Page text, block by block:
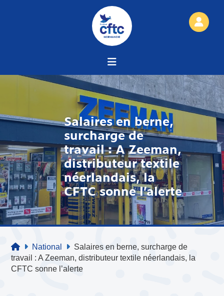
Salaires en berne,
surcharge de
travail : A Zeeman,
distributeur textile
néerlandais, la
CFTC sonne l’alerte
National
Salaires en berne, surcharge de
travail : A Zeeman, distributeur textile néerlandais, la
CFTC sonne l’alerte